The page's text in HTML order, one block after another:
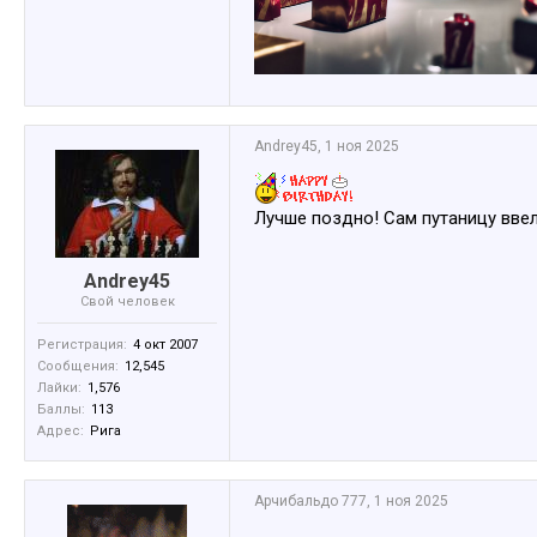
Andrey45
Свой человек
Регистрация: 4 окт 2007
Сообщения: 12,545
Лайки: 1,576
Баллы: 113
Адрес:
Рига
Andrey45, 1 ноя 2025
Лучше поздно! Сам путаницу
Арчибальдо 777, 1 ноя 2025